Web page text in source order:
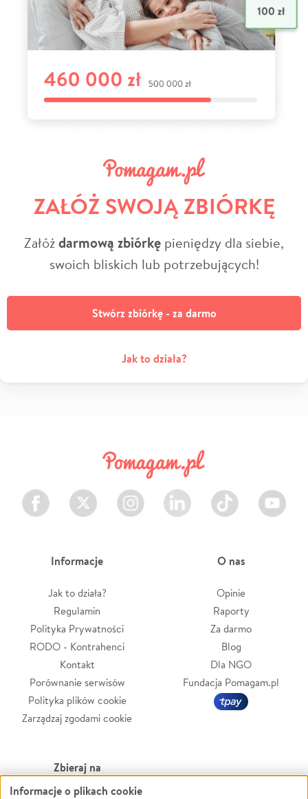
ZAŁÓŻ SWOJĄ ZBIÓRKĘ
Załóżdarmową zbiórkę pieniędzy dla siebie,
swoich bliskich lub potrzebujących!
Stwórz zbiórkę - za darmo
Jak to działa?
Facebook Twitter Instagram LinkedIn TikTok Youtube
Informacje
Jak to działa?
Regulamin
Polityka Prywatności
RODO - Kontrahenci
Kontakt
Porównanie serwisów
Polityka plików cookie
Zarządzaj zgodami cookie
O nas
Opinie
Raporty
Za darmo
Blog
Dla NGO
Fundacja Pomagam.pl
Zbieraj na
Informacje o plikach cookie